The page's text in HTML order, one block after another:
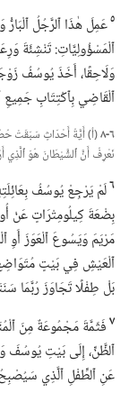
٥عَمِلَ هٰذَا ٱلرَّجُلُ ٱلْبَارُّ
ٱلْمَسْؤُولِيَّاتِ:‏ تَنْشِئَةَ
وَلَاحِقًا،‏ أَخَذَ يُوسُفُ
ٱلْقَاضِي بِٱكْتِتَابِ جَمِيعِ
٦-‏٨ (‏أ)‏ أَيَّةُ أَحْدَاثٍ سَبَقَتْ
نَعْرِفُ أَنَّ ٱلشَّيْطَانَ هُوَ ٱلَّذِي
٦لَمْ يَرْجِعْ يُوسُفُ
بِضْعَةَ كِيلُومِتْرَاتٍ عَنْ
مَرْيَمَ وَيَسُوعَ ٱلْعَوَزَ أَوِ
ٱلْعَيْشِ فِي بَيْتٍ
بَلْ طِفْلًا تَجَاوَزَ رُبَّمَا
٧فَثَمَّةَ مَجْمُوعَةٌ مِنَ
ٱلظَّنِّ،‏ إِلَى بَيْتِ يُوسُفَ
عَنِ ٱلطِّفْلِ ٱلَّذِي سَيُصْبِحُ